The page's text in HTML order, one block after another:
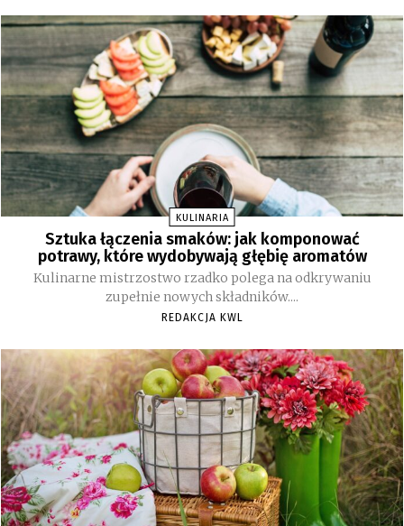
KULINARIA
Sztuka łączenia smaków: jak komponować
potrawy, które wydobywają głębię aromatów
Kulinarne mistrzostwo rzadko polega na odkrywaniu
zupełnie nowych składników....
REDAKCJA KWL